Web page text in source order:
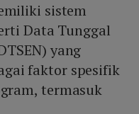
sistem
Data Tunggal
yang
faktor spesifik
termasuk